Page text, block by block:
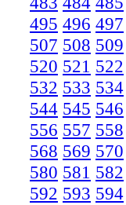
495 496 497
507 508 509
520 521 522
532 533 534
544 545 546
556 557 558
568 569 570
580 581 582
592 593 594